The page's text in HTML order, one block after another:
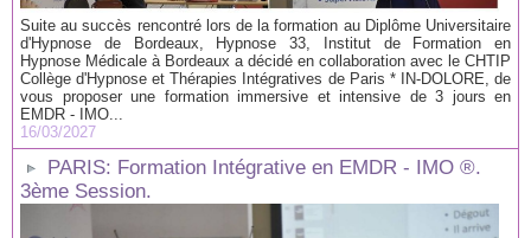
Suite au succès rencontré lors de la formation au Diplôme Universitaire
d'Hypnose de Bordeaux, Hypnose 33, Institut de Formation en
Hypnose Médicale à Bordeaux a décidé en collaboration avec le CHTIP
Collège d'Hypnose et Thérapies Intégratives de Paris * IN-DOLORE, de
vous proposer une formation immersive et intensive de 3 jours en
EMDR - IMO...
16/03/2027
PARIS: Formation Intégrative en EMDR - IMO ®.
3ème Session.